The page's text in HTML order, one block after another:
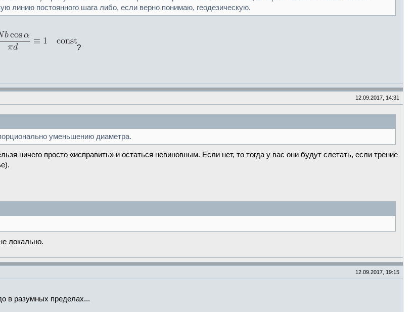
линию постоянного шага либо, если верно понимаю, геодезическую.
?
12.09.2017, 14:31
уменьшению диаметра.
ничего просто «исправить» и остаться невиновным. Если нет, то тогда у вас они будут слетать, если трение
локально.
12.09.2017, 19:15
в разумных пределах...